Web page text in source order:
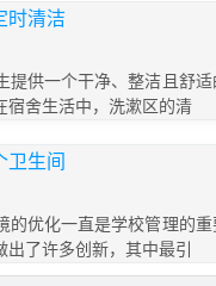
时清洁
提供一个干净、整洁且舒
宿舍生活中，洗漱区的清
卫生间
的优化一直是学校管理的
了许多创新，其中最引